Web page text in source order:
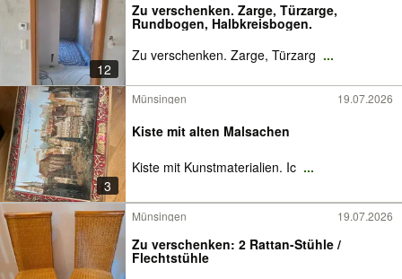
12
Zu verschenken. Zarge, Türzarge,
Rundbogen, Halbkreisbogen.
Zu verschenken. Zarge, Türzarg ...
3
Münsingen 19.07.2026
Kiste mit alten Malsachen
Kiste mit Kunstmaterialien. Ic ...
Münsingen 19.07.2026
Zu verschenken: 2 Rattan-Stühle /
Flechtstühle